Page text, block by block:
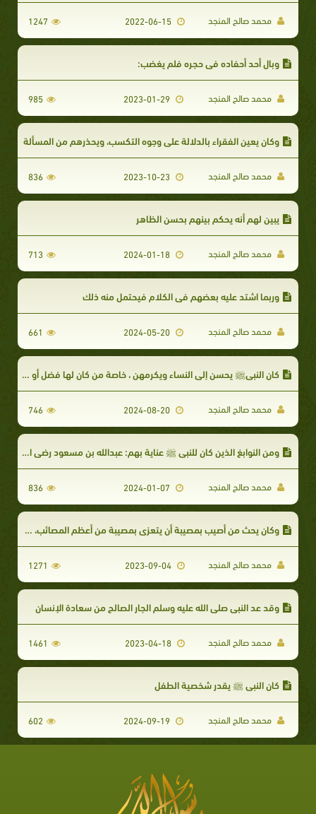
محمد صالح المنجد 2022-06-15
1247
وبال أحد أحفاده في حجره فلم يغضب:
محمد صالح المنجد 2023-01-29
985
وكان يعين الفقراء بالدلالة على وجوه التكسب، ويحذرهم من المسألة
محمد صالح المنجد 2023-10-23
836
يبين لهم أنه يحكم بينهم بحسن الظاهر
محمد صالح المنجد 2024-01-18
713
وربما اشتد عليه بعضهم في الكلام فيحتمل منه ذلك
محمد صالح المنجد 2024-05-20
661
كان النبيﷺ يحسن إلي النساء ويكرمهن ، خاصة من كان لها فضل أو إحسان سابق
محمد صالح المنجد 2024-08-20
746
ومن النوابغ الذين كان للنبي ﷺ عناية بهم: عبدالله بن مسعود رضي الله عنه
محمد صالح المنجد 836
وكان يحث من أصيب بمصيبة أن يتعزى بمصيبة من أعظم المصائب، وهي فقده صلى الله عليه وسلم
محمد صالح المنجد 2023-09-04
1271
وقد عد النبي صلى الله عليه وسلم الجار الصالح من سعادة الإنسان
محمد صالح المنجد 2023-04-18
1461
كان النبي ﷺ يقدر شخصية الطفل
محمد صالح المنجد 2024-09-19
602